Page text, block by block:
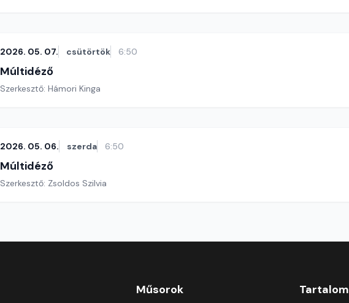
2026. 05. 07. csütörtök 6:50
Múltidéző
Szerkesztő: Hámori Kinga
2026. 05. 06. szerda 6:50
Múltidéző
Szerkesztő: Zsoldos Szilvia
Műsorok Tartalom